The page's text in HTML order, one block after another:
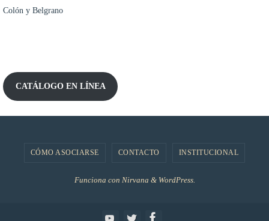
Colón y Belgrano
CATÁLOGO EN LÍNEA
CÓMO ASOCIARSE CONTACTO INSTITUCIONAL
Funciona con Nirvana & WordPress.